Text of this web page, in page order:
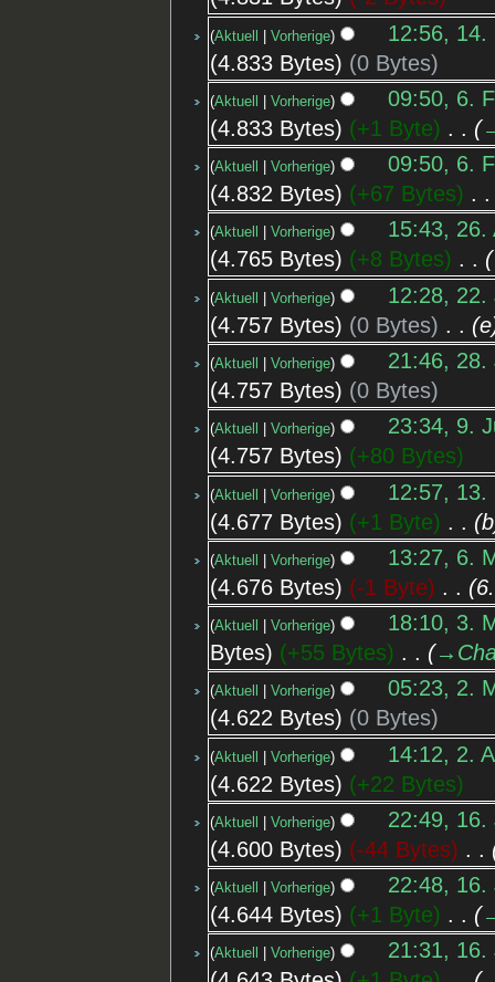
Aktuell Vorherige
12:56, 14.
4.833 Bytes
0 Bytes
Aktuell Vorherige
09:50, 6.
4.833 Bytes
+1 Byte
Aktuell Vorherige
09:50, 6.
4.832 Bytes
+67 Bytes
Aktuell Vorherige
15:43, 26.
4.765 Bytes
+8 Bytes
Aktuell Vorherige
12:28, 22.
4.757 Bytes
0 Bytes e
Aktuell Vorherige
21:46, 28.
4.757 Bytes
0 Bytes
Aktuell Vorherige
23:34, 9.
4.757 Bytes
+80 Bytes
Aktuell Vorherige
12:57, 13.
4.677 Bytes
+1 Byte b
Aktuell Vorherige
13:27, 6.
4.676 Bytes
-1 Byte
Aktuell Vorherige
18:10, 3.
Bytes
+55 Bytes
Aktuell Vorherige
05:23, 2.
4.622 Bytes
0 Bytes
Aktuell Vorherige
14:12, 2.
4.622 Bytes
+22 Bytes
Aktuell Vorherige
22:49, 16.
4.600 Bytes
-44 Bytes
Aktuell Vorherige
22:48, 16.
4.644 Bytes
+1 Byte
Aktuell Vorherige
21:31, 16.